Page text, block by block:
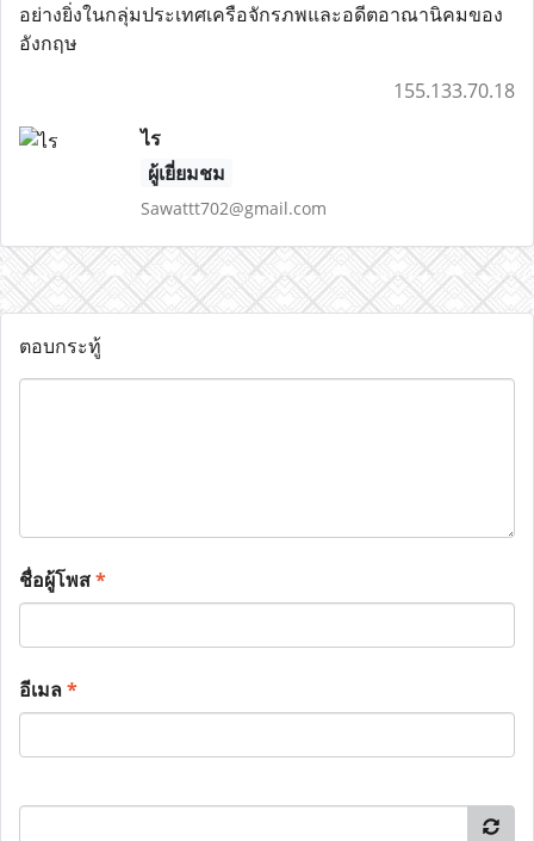
อย่างยิ่งในกลุ่มประเทศเครือจักรภพและอดีตอาณานิคมของ
อังกฤษ
155.133.70.18
ไร
ผู้เยี่ยมชม
Sawattt702@gmail.com
ตอบกระทู้
ชื่อผู้โพส*
อีเมล*